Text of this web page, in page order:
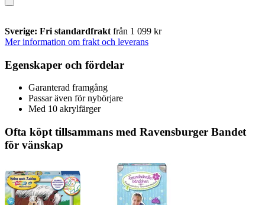
Sverige: Fri standardfrakt från 1 099 kr
Mer information om frakt och leverans
Egenskaper och fördelar
Garanterad framgång
Passar även för nybörjare
Med 10 akrylfärger
Ofta köpt tillsammans med Ravensburger Bandet
för vänskap